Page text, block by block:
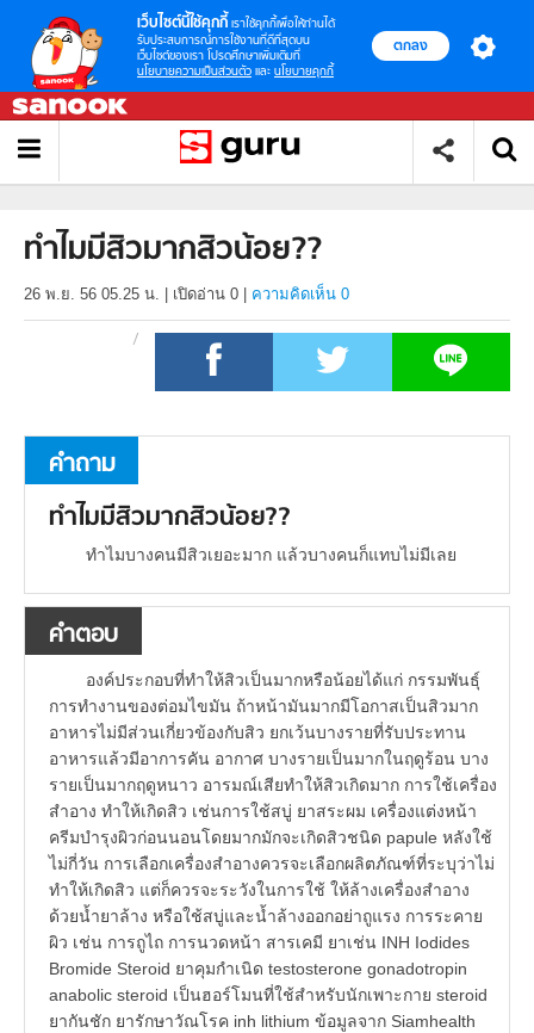
เว็บไซต์นี้ใช้คุกกี้ เราใช้คุกกี้เพื่อให้ท่านได้
รับประสบการณ์การใช้งานที่ดีที่สุดบน
เว็บไซต์ของเรา โปรดศึกษาเพิ่มเติมที่
นโยบายความเป็นส่วนตัว และ นโยบายคุกกี้
ตกลง
ทำไมมีสิวมากสิวน้อย??
26 พ.ย. 56 05.25 น. เปิดอ่าน 0 ความคิดเห็น 0
คำถาม
ทำไมมีสิวมากสิวน้อย??
ทำไมบางคนมีสิวเยอะมาก แล้วบางคนก็แทบไม่มีเลย
คำตอบ
องค์ประกอบที่ทำให้สิวเป็นมากหรือน้อยได้แก่ กรรมพันธุ์
การทำงานของต่อมไขมัน ถ้าหน้ามันมากมีโอกาสเป็นสิวมาก
อาหารไม่มีส่วนเกี่ยวข้องกับสิว ยกเว้นบางรายที่รับประทาน
อาหารแล้วมีอาการคัน อากาศ บางรายเป็นมากในฤดูร้อน บาง
รายเป็นมากฤดูหนาว อารมณ์เสียทำให้สิวเกิดมาก การใช้เครื่อง
สำอาง ทำให้เกิดสิว เช่นการใช้สบู่ ยาสระผม เครื่องแต่งหน้า
ครีมบำรุงผิวก่อนนอนโดยมากมักจะเกิดสิวชนิด papule หลังใช้
ไม่กี่วัน การเลือกเครื่องสำอางควรจะเลือกผลิตภัณฑ์ที่ระบุว่าไม่
ทำให้เกิดสิว แต่ก็ควรจะระวังในการใช้ ให้ล้างเครื่องสำอาง
ด้วยน้ำยาล้าง หรือใช้สบู่และน้ำล้างออกอย่าถูแรง การระคาย
ผิว เช่น การถูไถ การนวดหน้า สารเคมี ยาเช่น INH Iodides
Bromide Steroid ยาคุมกำเนิด testosterone gonadotropin
anabolic steroid เป็นฮอร์โมนที่ใช้สำหรับนักเพาะกาย steroid
ยากันชัก ยารักษาวัณโรค inh lithium ข้อมูลจาก Siamhealth